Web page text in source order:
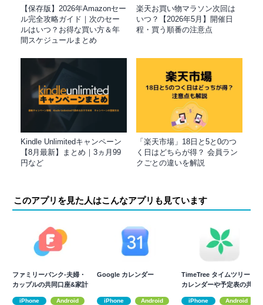
【保存版】2026年Amazonセー
ル完全攻略ガイド｜次のセー
ルはいつ？お得な買い方＆年
間スケジュールまとめ
楽天お買い物マラソン次回は
いつ？【2026年5月】開催日
程・買う順番の注意点
Kindle Unlimitedキャンペーン
【8月最新】まとめ｜3ヵ月99
円など
「楽天市場」18日と5と0のつ
く日はどちらが得？ 会員ラン
クごとの違いを解説
このアプリを見た人はこんなアプリも見ています
ファミリーバンク-夫婦・
カップルの共同口座&家計
iPhone Android
Google カレンダー
iPhone Android
TimeTree タイムツリー -
カレンダーや予定表の共
iPhone Android